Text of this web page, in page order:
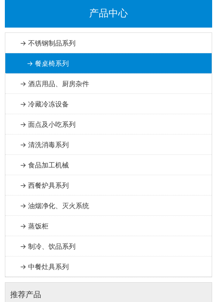
产品中心
→ 不锈钢制品系列
→ 餐桌椅系列
→ 酒店用品、厨房杂件
→ 冷藏冷冻设备
→ 面点及小吃系列
→ 清洗消毒系列
→ 食品加工机械
→ 西餐炉具系列
→ 油烟净化、灭火系统
→ 蒸饭柜
→ 制冷、饮品系列
→ 中餐灶具系列
推荐产品